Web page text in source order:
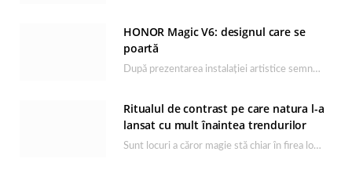
HONOR Magic V6: designul care se
poartă
După prezentarea instalației artistice semnată de Catrinel Săbăciag în cadrul evenimentului de lansare HONOR Magic…
Ritualul de contrast pe care natura l-a
lansat cu mult înaintea trendurilor
Sunt locuri a căror magie stă chiar în firea lor naturală, iar Lacul Ursu din…